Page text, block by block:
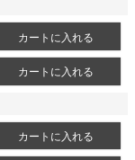
カートに入れる
カートに入れる
カートに入れる